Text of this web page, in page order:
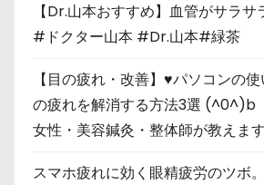
【Dr.山本おすすめ】血管がサラ
#ドクター山本 #Dr.山本#緑茶
【目の疲れ・改善】♥パソコンの
の疲れを解消する方法3選 (^0^)b
女性・美容鍼灸・整体師が教えます
スマホ疲れに効く眼精疲労のツボ